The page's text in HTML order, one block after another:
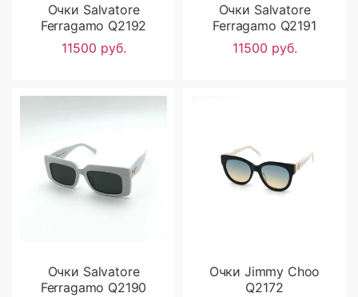
Очки Salvatore
Ferragamo Q2192
11500 руб.
Очки Salvatore
Ferragamo Q2191
11500 руб.
Очки Salvatore
Ferragamo Q2190
Очки Jimmy Choo
Q2172